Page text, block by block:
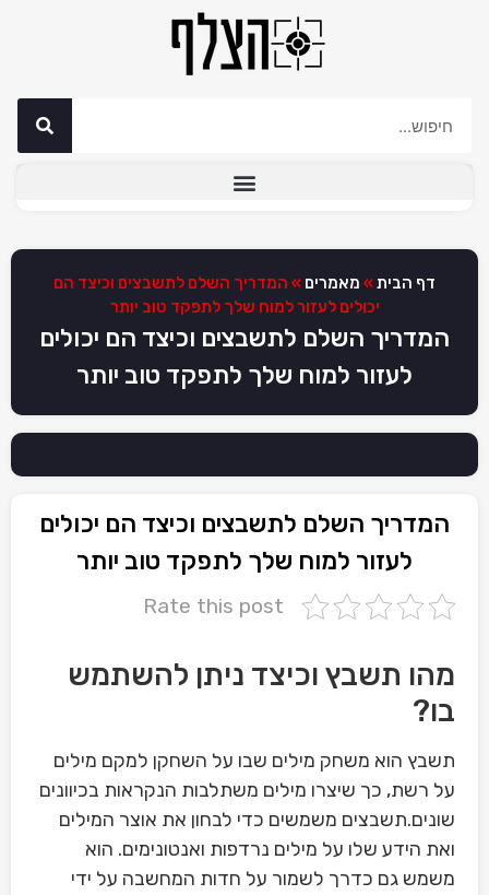
דף הבית » מאמרים » המדריך השלם לתשבצים וכיצד הם
יכולים לעזור למוח שלך לתפקד טוב יותר
המדריך השלם לתשבצים וכיצד הם יכולים
לעזור למוח שלך לתפקד טוב יותר
המדריך השלם לתשבצים וכיצד הם יכולים
לעזור למוח שלך לתפקד טוב יותר
Rate this post
מהו תשבץ וכיצד ניתן להשתמש
בו?
תשבץ הוא משחק מילים שבו על השחקן למקם מילים
על רשת, כך שיצרו מילים משתלבות הנקראות בכיוונים
שונים.תשבצים משמשים כדי לבחון את אוצר המילים
ואת הידע שלו על מילים נרדפות ואנטונימים. הוא
משמש גם כדרך לשמור על חדות המחשבה על ידי